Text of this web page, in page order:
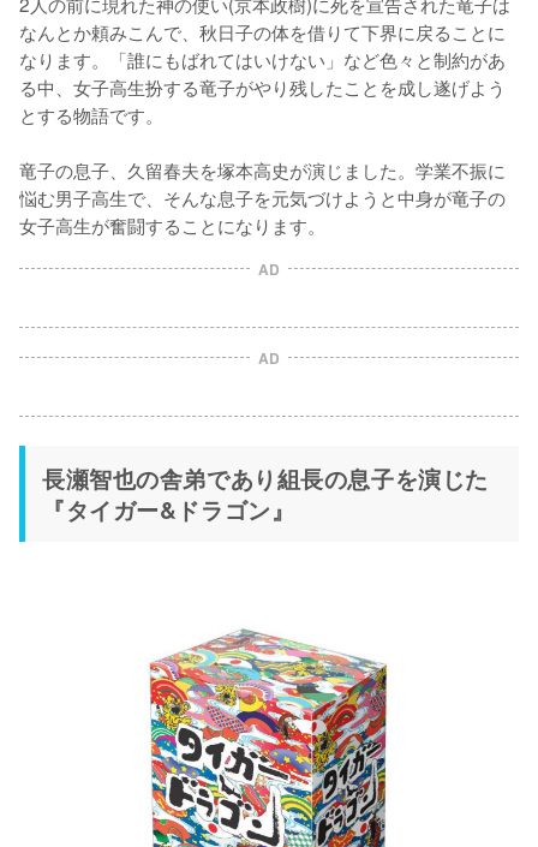
なんとか頼みこんで、秋日子の体を借りて下界に戻ることに
なります。「誰にもばれてはいけない」など色々と制約があ
る中、女子高生扮する竜子がやり残したことを成し遂げよう
とする物語です。
竜子の息子、久留春夫を塚本高史が演じました。学業不振に
悩む男子高生で、そんな息子を元気づけようと中身が竜子の
女子高生が奮闘することになります。
AD
AD
長瀬智也の舎弟であり組長の息子を演じた
『タイガー&ドラゴン』